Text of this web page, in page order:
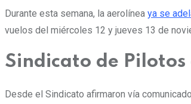
Durante esta semana, la aerolínea ya se
vuelos del miércoles 12 y jueves 13 de
Sindicato de
Desde el Sindicato afirmaron vía